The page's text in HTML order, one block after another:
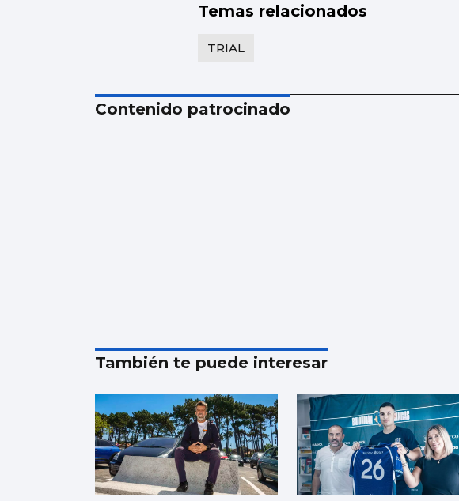
Temas relacionados
TRIAL
Contenido patrocinado
También te puede interesar